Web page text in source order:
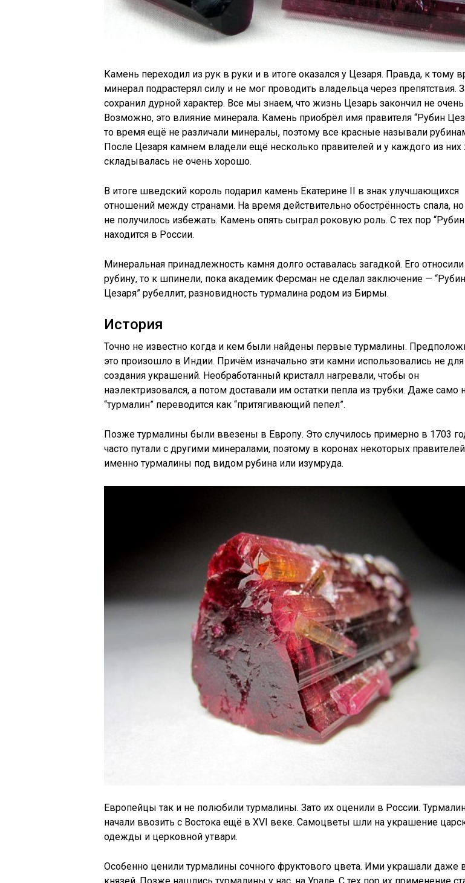
Камень переходил из рук в руки и в итоге оказался у Цезаря. Правда, к тому
минерал подрастерял силу и не мог проводить владельца через препятствия.
сохранил дурной характер. Все мы знаем, что жизнь Цезарь закончил не
Возможно, это влияние минерала. Камень приобрёл имя правителя “Рубин
то время ещё не различали минералы, поэтому все красные называли
После Цезаря камнем владели ещё несколько правителей и у каждого из них
складывалась не очень хорошо.
В итоге шведский король подарил камень Екатерине II в знак улучшающихся
отношений между странами. На время действительно обострённость спала,
не получилось избежать. Камень опять сыграл роковую роль. С тех пор
находится в России.
Минеральная принадлежность камня долго оставалась загадкой. Его относили
рубину, то к шпинели, пока академик Ферсман не сделал заключение — “Рубин
Цезаря” рубеллит, разновидность турмалина родом из Бирмы.
История
Точно не известно когда и кем были найдены первые турмалины.
это произошло в Индии. Причём изначально эти камни использовались не для
создания украшений. Необработанный кристалл нагревали, чтобы он
наэлектризовался, а потом доставали им остатки пепла из трубки. Даже само
“турмалин” переводится как “притягивающий пепел”.
Позже турмалины были ввезены в Европу. Это случилось примерно в 1703
часто путали с другими минералами, поэтому в коронах некоторых
именно турмалины под видом рубина или изумруда.
Европейцы так и не полюбили турмалины. Зато их оценили в России.
начали ввозить с Востока ещё в XVI веке. Самоцветы шли на украшение
одежды и церковной утвари.
Особенно ценили турмалины сочного фруктового цвета. Ими украшали даже